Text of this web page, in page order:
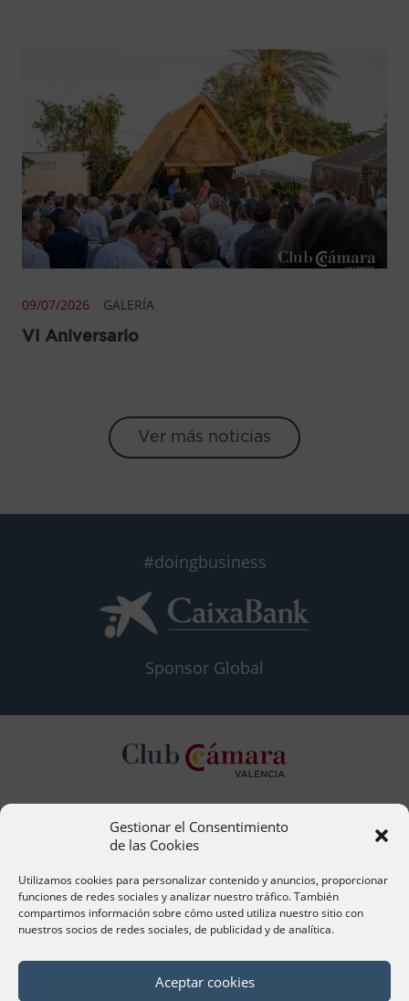
Gestionar el Consentimiento
de las Cookies
Utilizamos cookies para personalizar contenido y anuncios, proporcionar
funciones de redes sociales y analizar nuestro tráfico. También
compartimos información sobre cómo usted utiliza nuestro sitio con
nuestros socios de redes sociales, de publicidad y de analítica.
Aceptar cookies
09/07/2026 GALERÍA
VI Aniversario
Ver más noticias
#doingbusiness
Sponsor Global
Contacto
acervera@camaravalencia.com
961 366 212
Síguenos